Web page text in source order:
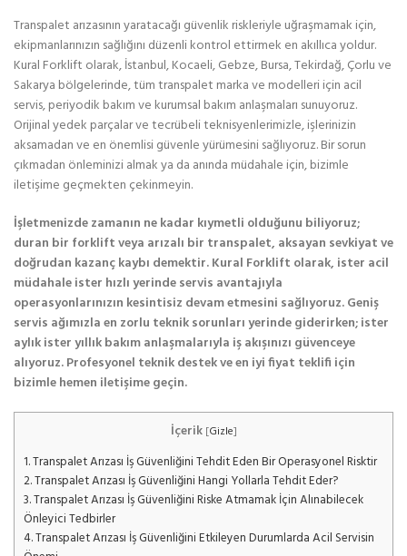
Transpalet arızasının yaratacağı güvenlik riskleriyle uğraşmamak için,
ekipmanlarınızın sağlığını düzenli kontrol ettirmek en akıllıca yoldur.
Kural Forklift olarak, İstanbul, Kocaeli, Gebze, Bursa, Tekirdağ, Çorlu ve
Sakarya bölgelerinde, tüm transpalet marka ve modelleri için acil
servis, periyodik bakım ve kurumsal bakım anlaşmaları sunuyoruz.
Orijinal yedek parçalar ve tecrübeli teknisyenlerimizle, işlerinizin
aksamadan ve en önemlisi güvenle yürümesini sağlıyoruz. Bir sorun
çıkmadan önleminizi almak ya da anında müdahale için, bizimle
iletişime geçmekten çekinmeyin.
İşletmenizde zamanın ne kadar kıymetli olduğunu biliyoruz;
duran bir forklift veya arızalı bir transpalet, aksayan sevkiyat ve
doğrudan kazanç kaybı demektir. Kural Forklift olarak, ister acil
müdahale ister hızlı yerinde servis avantajıyla
operasyonlarınızın kesintisiz devam etmesini sağlıyoruz. Geniş
servis ağımızla en zorlu teknik sorunları yerinde giderirken; ister
aylık ister yıllık bakım anlaşmalarıyla iş akışınızı güvenceye
alıyoruz. Profesyonel teknik destek ve en iyi fiyat teklifi için
bizimle hemen iletişime geçin.
İçerik [Gizle]
1.Transpalet Arızası İş Güvenliğini Tehdit Eden Bir Operasyonel Risktir
2.Transpalet Arızası İş Güvenliğini Hangi Yollarla Tehdit Eder?
3.Transpalet Arızası İş Güvenliğini Riske Atmamak İçin Alınabilecek
Önleyici Tedbirler
4.Transpalet Arızası İş Güvenliğini Etkileyen Durumlarda Acil Servisin